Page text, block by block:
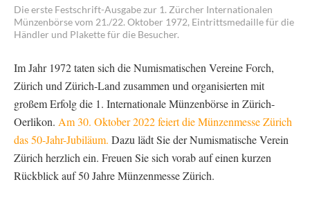
Die erste Festschrift-Ausgabe zur 1. Zürcher Internationalen
Münzenbörse vom 21./22. Oktober 1972, Eintrittsmedaille für die
Händler und Plakette für die Besucher.
Im Jahr 1972 taten sich die Numismatischen Vereine Forch,
Zürich und Zürich-Land zusammen und organisierten mit
großem Erfolg die 1. Internationale Münzenbörse in Zürich-
Oerlikon. Am 30. Oktober 2022 feiert die Münzenmesse Zürich
das 50-Jahr-Jubiläum. Dazu lädt Sie der Numismatische Verein
Zürich herzlich ein. Freuen Sie sich vorab auf einen kurzen
Rückblick auf 50 Jahre Münzenmesse Zürich.